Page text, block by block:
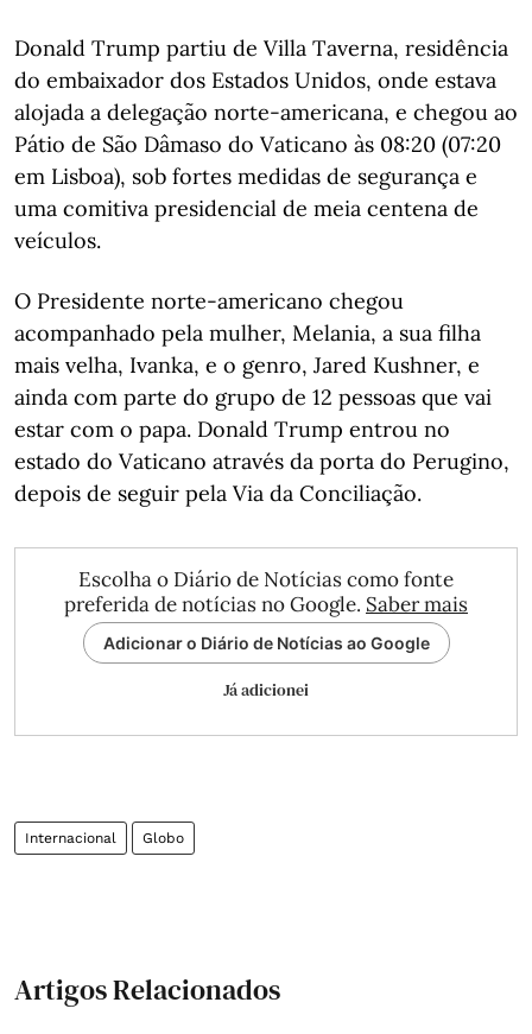
Donald Trump partiu de Villa Taverna, residência
do embaixador dos Estados Unidos, onde estava
alojada a delegação norte-americana, e chegou ao
Pátio de São Dâmaso do Vaticano às 08:20 (07:20
em Lisboa), sob fortes medidas de segurança e
uma comitiva presidencial de meia centena de
veículos.
O Presidente norte-americano chegou
acompanhado pela mulher, Melania, a sua filha
mais velha, Ivanka, e o genro, Jared Kushner, e
ainda com parte do grupo de 12 pessoas que vai
estar com o papa. Donald Trump entrou no
estado do Vaticano através da porta do Perugino,
depois de seguir pela Via da Conciliação.
Escolha o Diário de Notícias como fonte
preferida de notícias no Google. Saber mais
Adicionar o Diário de Notícias ao Google
Já adicionei
Internacional Globo
Artigos Relacionados